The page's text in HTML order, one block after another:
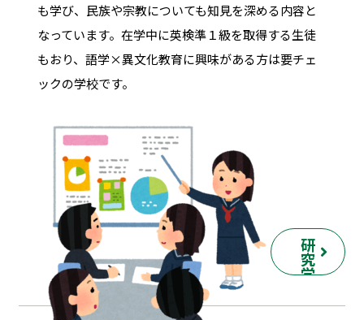
も学び、民族や宗教についても知見を深める内容と
なっています。在学中に英検準１級を取得する生徒
もおり、語学×異文化教育に興味がある方は要チェ
ックの学校です。
研
究
学
校